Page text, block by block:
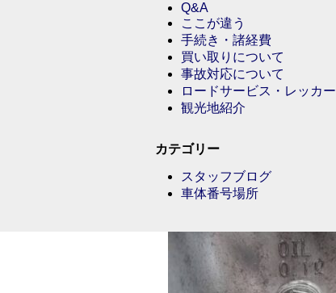
Q&A
ここが違う
手続き・諸経費
買い取りについて
事故対応について
ロードサービス・レッカー
観光地紹介
カテゴリー
スタッフブログ
車体番号場所